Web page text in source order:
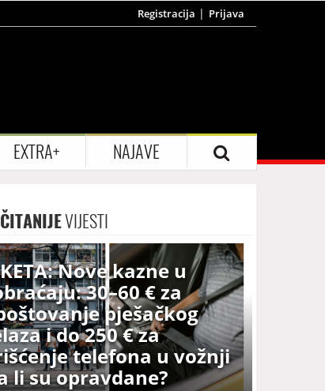
Registracija Prijava
EXTRA+ NAJAVE
VIJESTI
Nove kazne u
30–60 € za
pješačkog
i do 250 € za
telefona u vožnji
li su opravdane?